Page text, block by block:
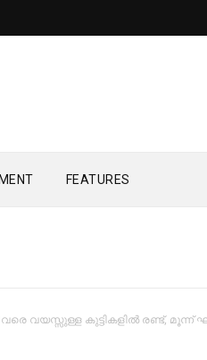
FEATURES
വ​​യ​​സ്സു​​ള്ള കു​​ട്ടി​​ക​​ളി​​ല്‍ ര​​ണ്ട്, മൂ​​ന്ന്​